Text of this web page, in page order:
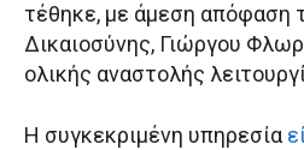
τέθηκε, με άμεση απόφαση
Δικαιοσύνης, Γιώργου
ολικής αναστολής
Η συγκεκριμένη υπηρεσία